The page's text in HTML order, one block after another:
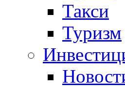
Такси
Туризм